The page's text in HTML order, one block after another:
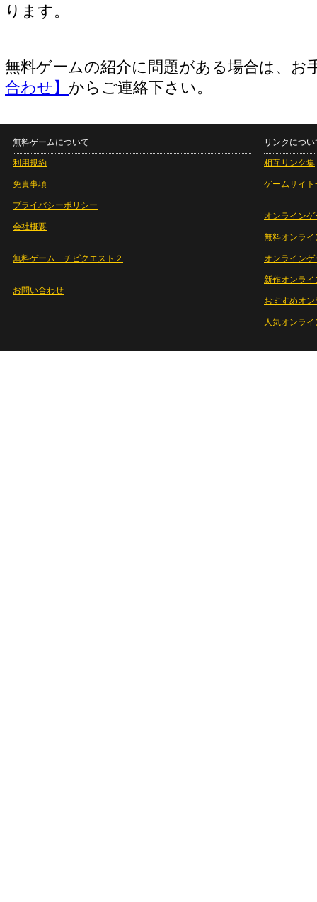
ります。
無料ゲームの紹介に問題がある場合は、お
合わせ】 からご連絡下さい。
無料ゲームについて
利用規約
免責事項
プライバシーポリシー
会社概要
無料ゲーム チビクエスト２
お問い合わせ
リンクについ
相互リンク集
ゲームサイト
オンラインゲ
無料オンライ
オンライン
新作オンライ
おすすめオ
人気オンラ